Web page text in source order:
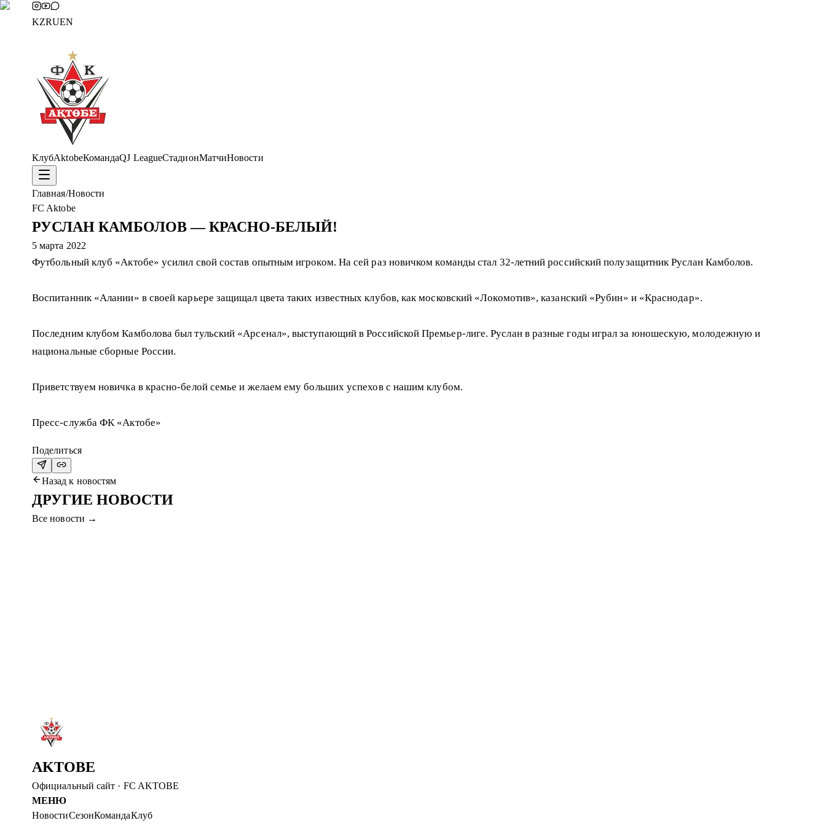
KZRUEN
КлубAktobeКомандаQJ LeagueСтадионМатчиНовости
Главная/Новости
FC Aktobe
РУСЛАН КАМБОЛОВ — КРАСНО-БЕЛЫЙ!
5 марта 2022
Футбольный клуб «Актобе» усилил свой состав опытным игроком. На сей раз новичком команды стал 32-летний российский полузащитник Руслан Камболов.
Воспитанник «Алании» в своей карьере защищал цвета таких известных клубов, как московский «Локомотив», казанский «Рубин» и «Краснодар».
Последним клубом Камболова был тульский «Арсенал», выступающий в Российской Премьер-лиге. Руслан в разные годы играл за юношескую, молодежную и
национальные сборные России.
Приветствуем новичка в красно-белой семье и желаем ему больших успехов с нашим клубом.
Пресс-служба ФК «Актобе»
Поделиться
Назад к новостям
ДРУГИЕ НОВОСТИ
Все новости →
Читать далее
AKTOBE
Официальный сайт · FC AKTOBE
МЕНЮ
НовостиСезонКомандаКлуб